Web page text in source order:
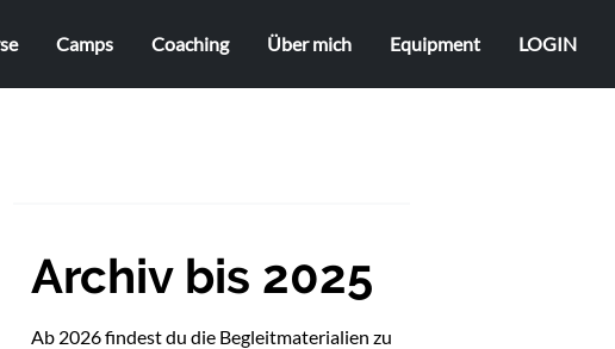
Camps Coaching Über mich Equipment LOGIN
Archiv bis 2025
Ab 2026 findest du die Begleitmaterialien zu